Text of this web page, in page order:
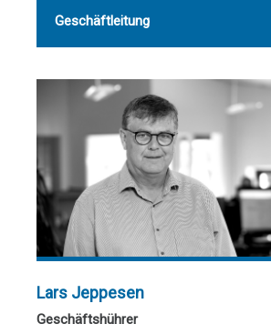
Geschäftleitung
Lars Jeppesen
Geschäftshührer